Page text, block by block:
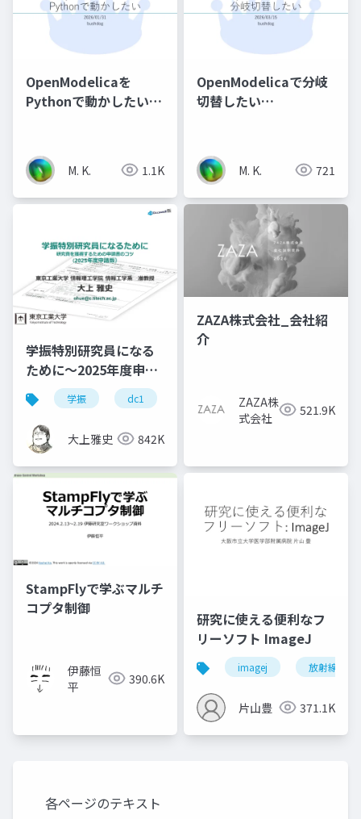
OpenModelicaを
Pythonで動かしたい
M. K. 1.1K
OpenModelicaで分岐
切替したい
M. K. 721
学振特別研究員になる
ために～2025年度申請
版
学振 dc1 jsps
大上雅史 842K
ZAZA株式会社_会社紹
介
ZAZA株
式会社
521.9K
StampFlyで学ぶマルチ
コプタ制御
伊藤恒
平
390.6K
研究に使える便利なフ
リーソフト ImageJ
imagej 放射線技師
片山豊 371.1K
各ページのテキスト